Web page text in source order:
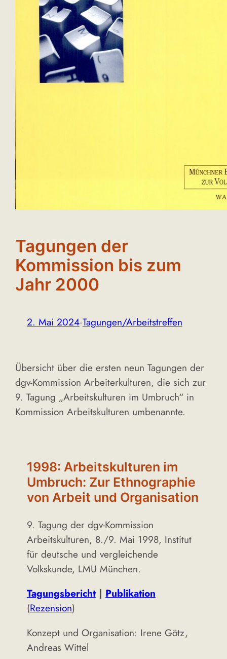
Tagungen der
Kommission bis zum
Jahr 2000
2. Mai 2024·Tagungen/Arbeitstreffen
Übersicht über die ersten neun Tagungen der
dgv-Kommission Arbeiterkulturen, die sich zur
9. Tagung „Arbeitskulturen im Umbruch“ in
Kommission Arbeitskulturen umbenannte.
1998: Arbeitskulturen im
Umbruch: Zur Ethnographie
von Arbeit und Organisation
9. Tagung der dgv-Kommission
Arbeitskulturen, 8./9. Mai 1998, Institut
für deutsche und vergleichende
Volkskunde, LMU München.
Tagungsbericht| Publikation
(Rezension)
Konzept und Organisation: Irene Götz,
Andreas Wittel